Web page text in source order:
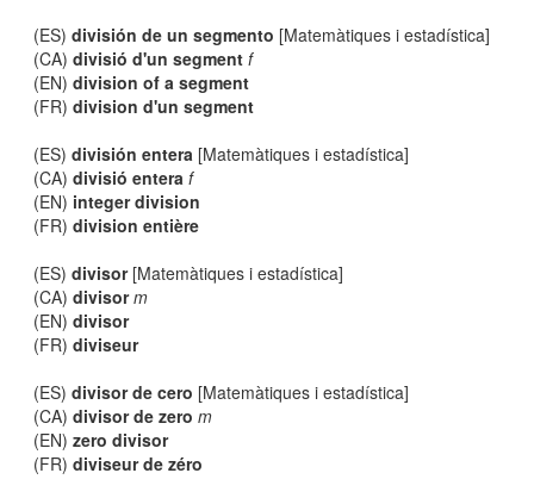
(ES)división de un segmento [Matemàtiques i estadística]
(CA)divisió d'un segment f
(EN)division of a segment
(FR)division d'un segment
(ES)división entera [Matemàtiques i estadística]
(CA)divisió entera f
(EN) integer division
(FR)division entière
(ES)divisor[Matemàtiques i estadística]
(CA)divisor m
(EN)divisor
(FR)diviseur
(ES)divisor de cero [Matemàtiques i estadística]
(CA)divisor de zero m
(EN)zero divisor
(FR)diviseur de zéro